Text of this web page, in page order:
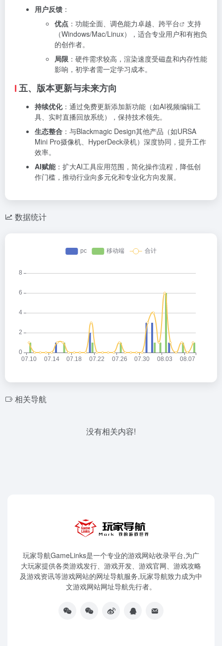
用户反馈 ：
优点 ：功能全面、调色能力卓越、 跨平台
支持
（Windows/Mac/Linux），适合专业用户和有抱负
的创作者。
局限 ：硬件需求较高，渲染速度受磁盘和内存性能
影响，初学者需一定学习成本。
五、版本更新与未来方向
持续优化：通过免费更新添加新功能（如AI视频编辑工
具、实时直播回放系统），保持技术领先。
生态整合 ：与Blackmagic Design其他产品（如URSA
Mini Pro摄像机、HyperDeck录机）深度协同，提升工作
效率。
AI赋能：扩大AI工具应用范围，简化操作流程，降低创
作门槛，推动行业向多元化和专业化方向发展。
数据统计
相关导航
没有相关内容!
玩家导航GameLinks是一个专业的游戏网站收录平台,为广
大玩家提供各类游戏发行、游戏开发、游戏官网、游戏攻略
及游戏资讯等游戏网站的网址导航服务,玩家导航致力成为中
文游戏网站网址导航先行者。